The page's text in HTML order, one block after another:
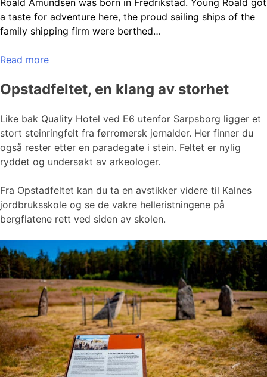
a taste for adventure here, the proud sailing ships of the
family shipping firm were berthed…
Read more
Opstadfeltet, en klang av storhet
Like bak Quality Hotel ved E6 utenfor Sarpsborg ligger et
stort steinringfelt fra førromersk jernalder. Her finner du
også rester etter en paradegate i stein. Feltet er nylig
ryddet og undersøkt av arkeologer.
Fra Opstadfeltet kan du ta en avstikker videre til Kalnes
jordbruksskole og se de vakre helleristningene på
bergflatene rett ved siden av skolen.